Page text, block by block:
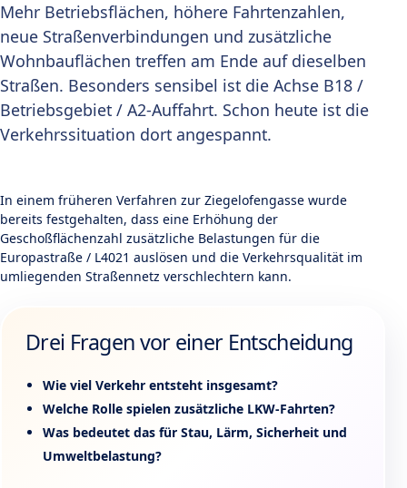
Mehr Betriebsflächen, höhere Fahrtenzahlen,
neue Straßenverbindungen und zusätzliche
Wohnbauflächen treffen am Ende auf dieselben
Straßen. Besonders sensibel ist die Achse B18 /
Betriebsgebiet / A2-Auffahrt. Schon heute ist die
Verkehrssituation dort angespannt.
In einem früheren Verfahren zur Ziegelofengasse wurde
bereits festgehalten, dass eine Erhöhung der
Geschoßflächenzahl zusätzliche Belastungen für die
Europastraße / L4021 auslösen und die Verkehrsqualität im
umliegenden Straßennetz verschlechtern kann.
Drei Fragen vor einer Entscheidung
Wie viel Verkehr entsteht insgesamt?
Welche Rolle spielen zusätzliche LKW-Fahrten?
Was bedeutet das für Stau, Lärm, Sicherheit und
Umweltbelastung?